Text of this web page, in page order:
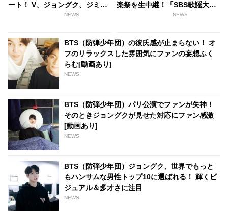
ート！ V、ジョングク、ジミ
ン、ジンに次いで、グループか
NEWS
楽祭を生中継！「SBS歌謡大祭
典」12月25日放送決定
NEWS
BTS（防弾少年団）の彼氏感が止まらない！ オ
フのリラックスした雰囲気にファンの妄想ふく
らむ[動画あり]
NEWS
BTS（防弾少年団）パリ公演でファンが失神！
そのときジョングクが見せた対応にファン感激
[動画あり]
NEWS
BTS（防弾少年団）ジョングク、世界でもっと
もハンサムな男性トップ10に選ばれる！ 輝くビ
ジュアル＆多才さに注目
NEWS